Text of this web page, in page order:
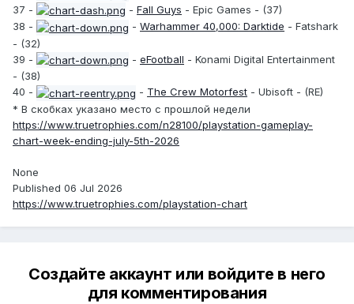
37 -
- Fall Guys - Epic Games - (37)
38 -
- Warhammer 40,000: Darktide - Fatshark
- (32)
39 -
- eFootball - Konami Digital Entertainment
- (38)
40 -
- The Crew Motorfest - Ubisoft - (RE)
* В скобках указано место с прошлой недели
https://www.truetrophies.com/n28100/playstation-gameplay-
chart-week-ending-july-5th-2026
None
Published 06 Jul 2026
https://www.truetrophies.com/playstation-chart
Создайте аккаунт или войдите в него
для комментирования